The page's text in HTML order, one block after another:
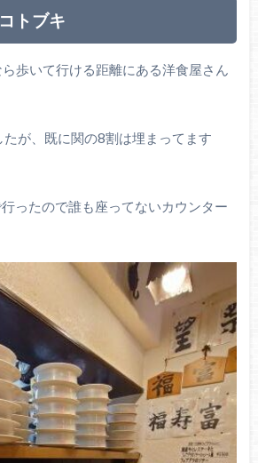
トブキ
歩いて行ける距離にある洋食屋さん
が、既に関の8割は埋まってます
ったので誰も座ってないカウンター